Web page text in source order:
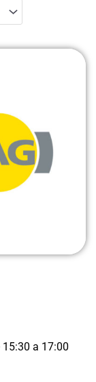
15:30 a 17:00